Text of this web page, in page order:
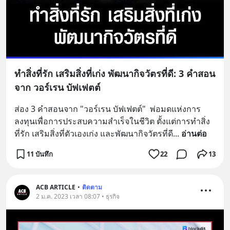
ทำสิ่งที่รัก เสริมสิ่งที่เก่ง พัฒนากิจวัตรที่ดี: 3 คำสอน
จาก วอร์เรน บัฟเฟตต์
ส่อง 3 คำสอนจาก "วอร์เรน บัฟเฟตต์"  พ่อมดแห่งการ
ลงทุนเพื่อการประสบความสำเร็จในชีวิต ตั้งแต่การทำสิ่ง
ที่รัก เสริมสิ่งที่ตัวเองเก่ง และพัฒนากิจวัตรที่ดี... อ่านต่อ
11 บันทึก 22 13
ACB ARTICLE • ติดตาม
2 ม.ค. 2023 เวลา 08:07 • ธุรกิจ